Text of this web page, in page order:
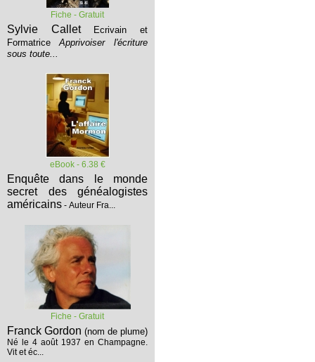
Fiche - Gratuit
Sylvie Callet
Ecrivain et
Formatrice
Apprivoiser l'écriture
sous toute...
eBook - 6.38 €
Enquête dans le monde
secret des généalogistes
américains - Auteur Fra...
Fiche - Gratuit
Franck Gordon (nom de plume)
Né le 4 août 1937 en Champagne.
Vit et éc...